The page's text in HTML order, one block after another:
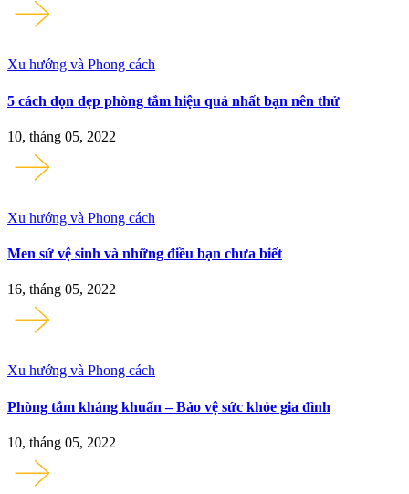
Xu hướng và Phong cách
5 cách dọn dẹp phòng tắm hiệu quả nhất bạn nên thử
10, tháng 05, 2022
Xu hướng và Phong cách
Men sứ vệ sinh và những điều bạn chưa biết
16, tháng 05, 2022
Xu hướng và Phong cách
Phòng tắm kháng khuẩn – Bảo vệ sức khỏe gia đình
10, tháng 05, 2022